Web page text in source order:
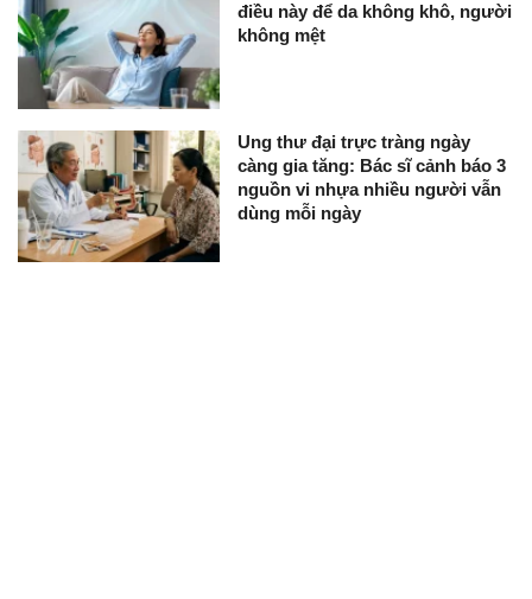
điều này để da không khô, người
không mệt
Ung thư đại trực tràng ngày
càng gia tăng: Bác sĩ cảnh báo 3
nguồn vi nhựa nhiều người vẫn
dùng mỗi ngày